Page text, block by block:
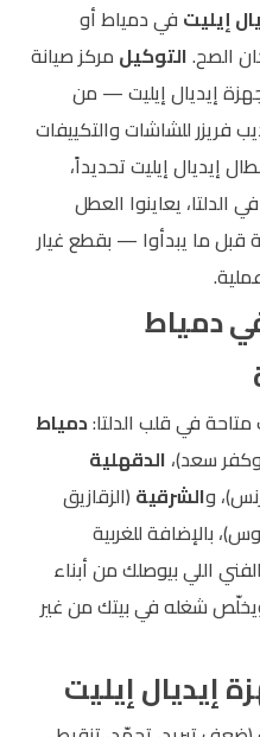
إيليت في دمياط أو
الصح.التوكيل مركز صيانة
إيديال إيليت — من
فريزر للشاشات والتكييفات
إيديال إيليت تحديداً،
يعاينوا العطل
قبل ما يبدأوا — بقطع غيار
دمياط
متاحة في قلب الدلتا:دمياط
سعد)، الدقهلية
والشرقية (الزقازيق
بالإضافة للغربية
اللي بيوصلك من أبناء
شغله في بيتك من غير
إيديال إيليت